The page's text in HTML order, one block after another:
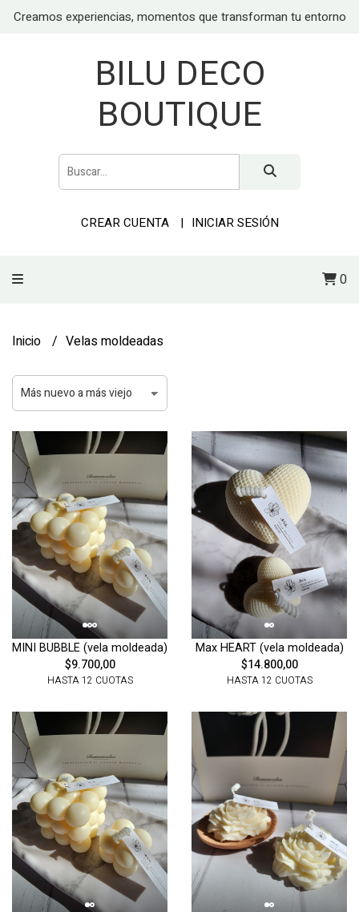
Creamos experiencias, momentos que transforman tu entorno
BILU DECO
BOUTIQUE
CREAR CUENTA INICIAR SESIÓN
0
Inicio Velas moldeadas
MINI BUBBLE (vela moldeada)
$9.700,00
HASTA 12 CUOTAS
Max HEART (vela moldeada)
$14.800,00
HASTA 12 CUOTAS